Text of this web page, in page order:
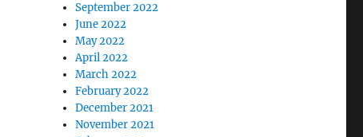
September 2022
June 2022
May 2022
April 2022
March 2022
February 2022
December 2021
November 2021